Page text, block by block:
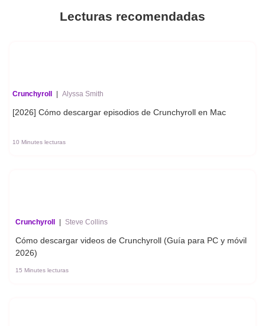
Lecturas recomendadas
Crunchyroll | Alyssa Smith
[2026] Cómo descargar episodios de Crunchyroll en Mac
10 Minutes lecturas
Crunchyroll | Steve Collins
Cómo descargar videos de Crunchyroll (Guía para PC y móvil
2026)
15 Minutes lecturas